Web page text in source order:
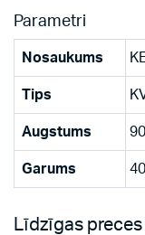
Parametri
Nosaukums
Tips
Augstums
Garums
Līdzīgas preces